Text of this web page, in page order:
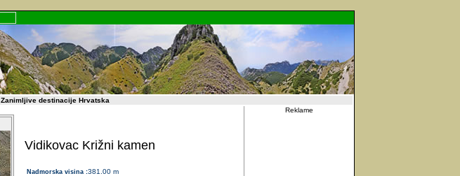
Zanimljive destinacije Hrvatska
Vidikovac Križni kamen
Nadmorska visina :381.00 m
Reklame